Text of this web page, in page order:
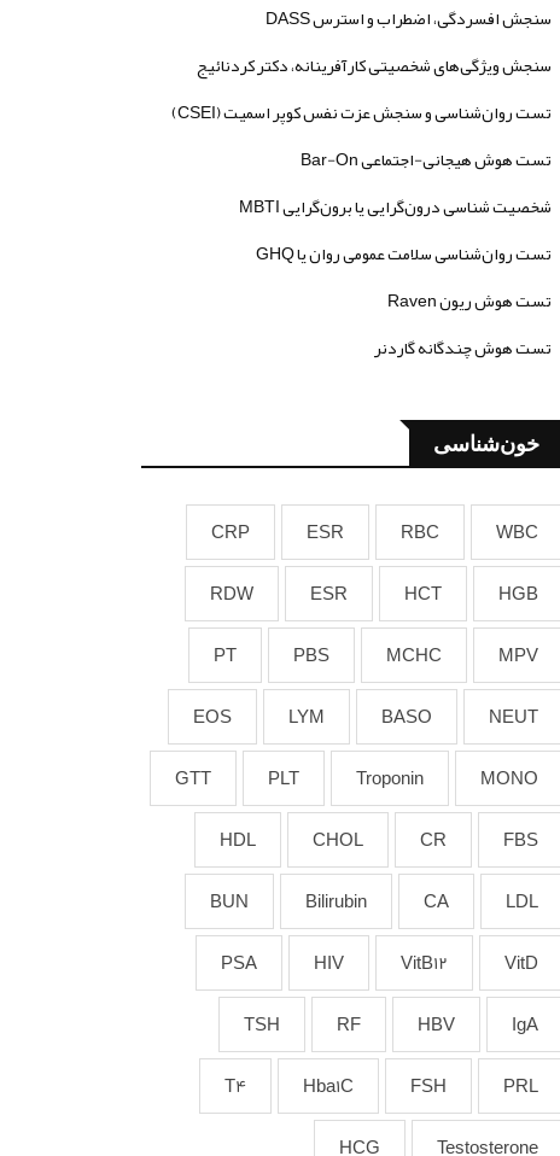
سنجش افسردگی، اضطراب و استرس DASS
سنجش ویژگی‌های شخصیتی کارآفرینانه، دکتر کردنائیج
تست روان‌شناسی و سنجش عزت نفس کوپر اسمیت (CSEI)
تست هوش هیجانی-اجتماعی Bar-On
شخصیت شناسی درون‌گرایی یا برون‌گرایی MBTI
تست روان‌شناسی سلامت عمومی روان یا GHQ
تست هوش ریون Raven
تست هوش چندگانه گاردنر
خون‌شناسی
WBC
RBC
ESR
CRP
HGB
HCT
ESR
RDW
MPV
MCHC
PBS
PT
NEUT
BASO
LYM
EOS
MONO
Troponin
PLT
GTT
FBS
CR
CHOL
HDL
LDL
CA
Bilirubin
BUN
VitD
VitB12
HIV
PSA
IgA
HBV
RF
TSH
PRL
FSH
Hba1C
T4
Testosterone
HCG